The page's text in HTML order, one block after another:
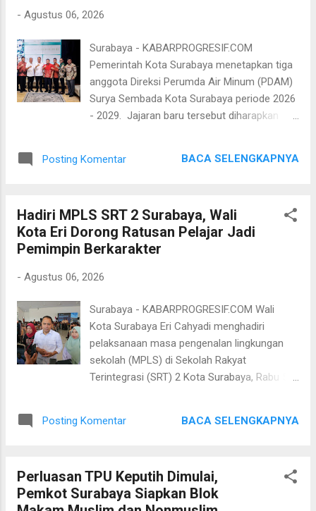
menunjukkan komitmen berkelanjutan Nestlé
Timur menjalani gaya hidup aktif melalui
olahraga sekaligus tingginya antusiasme
komunitas pelari di Surabaya. Menjadi kota
terakhir, MILO ACTIV Indonesia Race 2026
Surabaya Series dilaksanakan di Universitas
Agustus 2026 dengan total peserta lebih dari
- Agustus 06, 2026
Surabaya - KABARPROGRESIF.COM
Pemerintah Kota Surabaya menetapkan tiga
anggota Direksi Perumda Air Minum (PDAM)
Surya Sembada Kota Surabaya periode 2026
- 2029. Jajaran baru tersebut diharapkan
air minum yang menjadi kebutuhan dasar
nama yang ditetapkan yakni Tias Alvin
Papatria sebagai Direktur Utama, Sayid
Mochamad Iqbal sebagai Direktur Pelayanan,
Operasi. Kepala Bagian Perekonomian dan
Vykka Anggradevi Kusuma, mengatakan
penetapan tersebut merupakan hasil dari
rangkaian seleksi yang telah dilaksanakan
sesuai ketentuan peraturan perundang-
undangan. Menurut Vykka, proses seleksi
54 Tahun 2017 dan Peraturan Menteri Dalam
Posting Komentar BACA SELENGKAPNYA
Hadiri MPLS SRT 2 Surabaya, Wali
Kota Eri Dorong Ratusan Pelajar Jadi
Pemimpin Berkarakter
- Agustus 06, 2026
Surabaya - KABARPROGRESIF.COM Wali
Kota Surabaya Eri Cahyadi menghadiri
pelaksanaan masa pengenalan lingkungan
sekolah (MPLS) di Sekolah Rakyat
Terintegrasi (SRT) 2 Kota Surabaya, Rabu 5
kepala perangkat daerah (PD) di lingkungan
antusias oleh ratusan pelajar dan guru SRT 2
Kota Surabaya. Di momen ini, ia memberikan
Posting Komentar BACA SELENGKAPNYA
Perluasan TPU Keputih Dimulai,
Pemkot Surabaya Siapkan Blok